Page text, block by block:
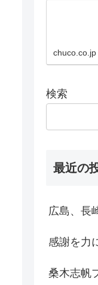
chuco.co.jp
検索
最近の
広島、長
感謝を力
桑木志帆